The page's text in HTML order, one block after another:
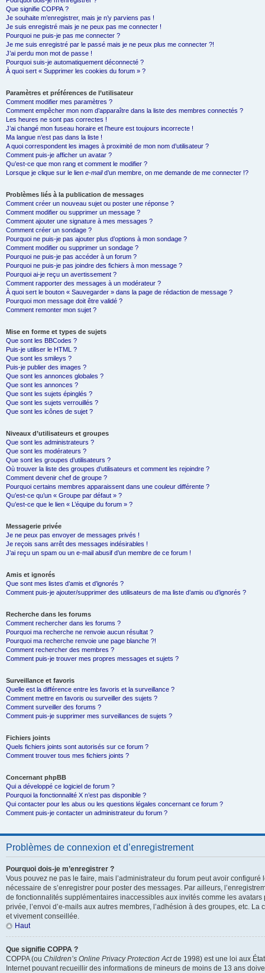
Que signifie COPPA ?
Je souhaite m’enregistrer, mais je n’y parviens pas !
Je suis enregistré mais je ne peux pas me connecter !
Pourquoi ne puis-je pas me connecter ?
Je me suis enregistré par le passé mais je ne peux plus me connecter ?!
J’ai perdu mon mot de passe !
Pourquoi suis-je automatiquement déconnecté ?
À quoi sert « Supprimer les cookies du forum » ?
Paramètres et préférences de l’utilisateur
Comment modifier mes paramètres ?
Comment empêcher mon nom d’apparaître dans la liste des membres connectés ?
Les heures ne sont pas correctes !
J’ai changé mon fuseau horaire et l’heure est toujours incorrecte !
Ma langue n’est pas dans la liste !
A quoi correspondent les images à proximité de mon nom d’utilisateur ?
Comment puis-je afficher un avatar ?
Qu’est-ce que mon rang et comment le modifier ?
Lorsque je clique sur le lien e-maild’un membre, on me demande de me connecter !?
Problèmes liés à la publication de messages
Comment créer un nouveau sujet ou poster une réponse ?
Comment modifier ou supprimer un message ?
Comment ajouter une signature à mes messages ?
Comment créer un sondage ?
Pourquoi ne puis-je pas ajouter plus d’options à mon sondage ?
Comment modifier ou supprimer un sondage ?
Pourquoi ne puis-je pas accéder à un forum ?
Pourquoi ne puis-je pas joindre des fichiers à mon message ?
Pourquoi ai-je reçu un avertissement ?
Comment rapporter des messages à un modérateur ?
À quoi sert le bouton « Sauvegarder » dans la page de rédaction de message ?
Pourquoi mon message doit être validé ?
Comment remonter mon sujet ?
Mise en forme et types de sujets
Que sont les BBCodes ?
Puis-je utiliser le HTML ?
Que sont les smileys ?
Puis-je publier des images ?
Que sont les annonces globales ?
Que sont les annonces ?
Que sont les sujets épinglés ?
Que sont les sujets verrouillés ?
Que sont les icônes de sujet ?
Niveaux d’utilisateurs et groupes
Que sont les administrateurs ?
Que sont les modérateurs ?
Que sont les groupes d’utilisateurs ?
Où trouver la liste des groupes d’utilisateurs et comment les rejoindre ?
Comment devenir chef de groupe ?
Pourquoi certains membres apparaissent dans une couleur différente ?
Qu’est-ce qu’un « Groupe par défaut » ?
Qu’est-ce que le lien « L’équipe du forum » ?
Messagerie privée
Je ne peux pas envoyer de messages privés !
Je reçois sans arrêt des messages indésirables !
J’ai reçu un spam ou un e-mail abusif d’un membre de ce forum !
Amis et ignorés
Que sont mes listes d’amis et d’ignorés ?
Comment puis-je ajouter/supprimer des utilisateurs de ma liste d’amis ou d’ignorés ?
Recherche dans les forums
Comment rechercher dans les forums ?
Pourquoi ma recherche ne renvoie aucun résultat ?
Pourquoi ma recherche renvoie une page blanche ?!
Comment rechercher des membres ?
Comment puis-je trouver mes propres messages et sujets ?
Surveillance et favoris
Quelle est la différence entre les favoris et la surveillance ?
Comment mettre en favoris ou surveiller des sujets ?
Comment surveiller des forums ?
Comment puis-je supprimer mes surveillances de sujets ?
Fichiers joints
Quels fichiers joints sont autorisés sur ce forum ?
Comment trouver tous mes fichiers joints ?
Concernant phpBB
Qui a développé ce logiciel de forum ?
Pourquoi la fonctionnalité X n’est pas disponible ?
Qui contacter pour les abus ou les questions légales concernant ce forum ?
Comment puis-je contacter un administrateur du forum ?
Problèmes de connexion et d’enregistrement
Pourquoi dois-je m’enregistrer ?
Vous pouvez ne pas le faire, mais l’administrateur du forum peut avoir configuré
nécessaire de s’enregistrer pour poster des messages. Par ailleurs,
de fonctionnalités supplémentaires inaccessibles aux invités comme les
privée, l’envoi d’e-mails aux autres membres, l’adhésion à des groupes, etc. La
et vivement conseillée.
Haut
Que signifie COPPA ?
COPPA (ou Children’s Online Privacy Protection Actde 1998) est une loi aux
Internet pouvant recueillir des informations de mineurs de moins de 13 ans